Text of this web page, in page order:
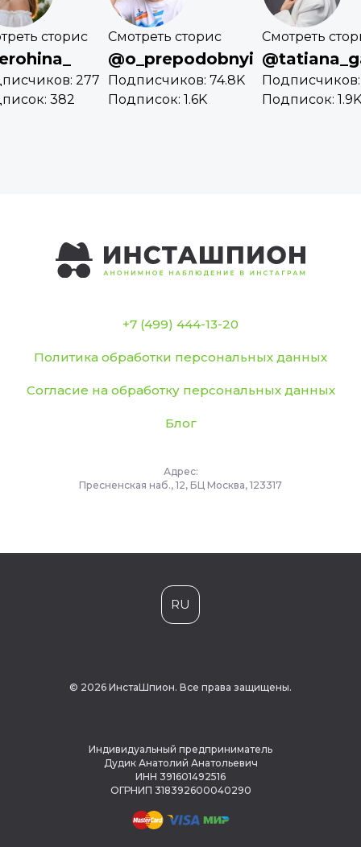
сторис
277
382
Смотреть сторис
@o_prepodobnyi
Подписчиков: 74.8K
Подписок: 1.6K
Смотреть
Подписчиков:
Подписок: 1.9K
+7 (499) 444-13-20
Политика обработки персональных данных
Согласие на обработку персональных данных
Блог
Адрес:
Пресненская наб., 12, БЦ Москва, 123317
RU
© 2026 ИнстаШпион. Все права защищены.
Индивидуальный предприниматель
Дудик Анатолий Анатольевич
ИНН 391601492516
ОГРНИП 318392600040290